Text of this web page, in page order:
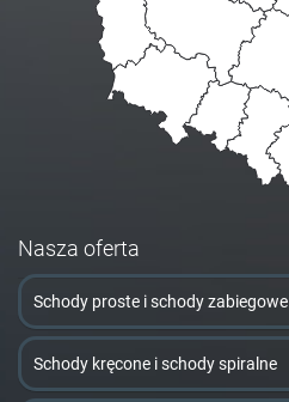
Nasza oferta
Schody proste i schody zabiegowe
Schody kręcone i schody spiralne